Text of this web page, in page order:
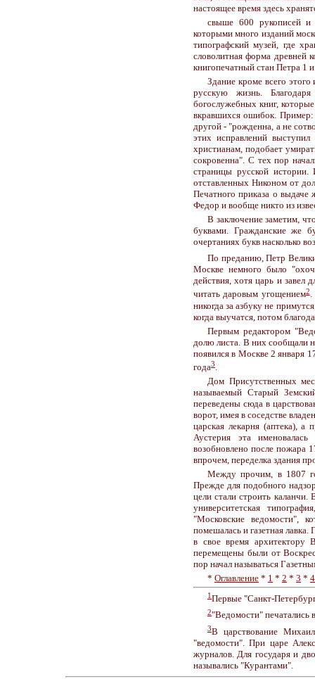
настоящее время здесь
свыше 600 рукописей и
которыми много изданий
типографский музей, где
словолитная форма древней
книгопечатный стан Петра 1
Здание кроме всего
русскую жизнь.
богослужебных книг,
вкравшихся ошибок. Пример:
другой - "рожденна, а не
этих исправлений
христианам, подобает
сокровенна". С тех пор
страницы русской истории.
отставленных Никоном от
Печатного приказа о выдаче
Федор и вообще никто из
В заключение заметим,
буквами. Гражданские же
очертаниях букв насколько
По преданию, Петр
Москве немного было
действия, хотя царь и завел
читать даровым угощением2.
никогда за азбуку не
когда выучатся, потом
Первым редактором
долю листа. В них сообщали
появился в Москве 2 января
года3
Дом Присутственных
называемый Старый
переведены сюда в
ворот, имея в соседстве
царская лекарня (аптека),
Аустерия эта
возобновлено после пожара
впрочем, переделка здания
Между прочим, в 1807
Прежде для подобного
цели стали строить
университетская
"Московские ведомости",
помешалась и газетная
в свое время архитектору
перемещены были от
пор начал называться
* Оглавление * 1 * 2 * 3 * 4
1Первые "Санкт-
2"Ведомости" печатались
3В царствование
"ведомости". При царе
журналов. Для государя и
назывались "Курантами".